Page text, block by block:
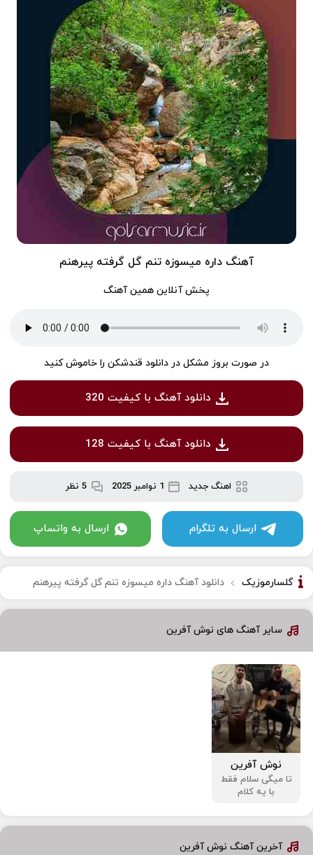
آهنگ داره میسوزه تنم گل گرفته پیرهنم
پخش آنلاین همین آهنگ
در صورت بروز مشکل در دانلود قندشکن را خاموش کنید
دانلود آهنگ با کیفیت 320
دانلود آهنگ با کیفیت 128
اهنگ جدید 1 نوامبر 2025 5 نظر
ارسال به تلگرام ارسال به واتساپ
گلسارموزیک دانلود آهنگ داره میسوزه تنم گل گرفته پیرهنم
سایر آهنگ های نوش آفرین
نوش آفرین
تا میگی سلام فقط
با یه کلام
آخرین آهنگ نوش آفرین